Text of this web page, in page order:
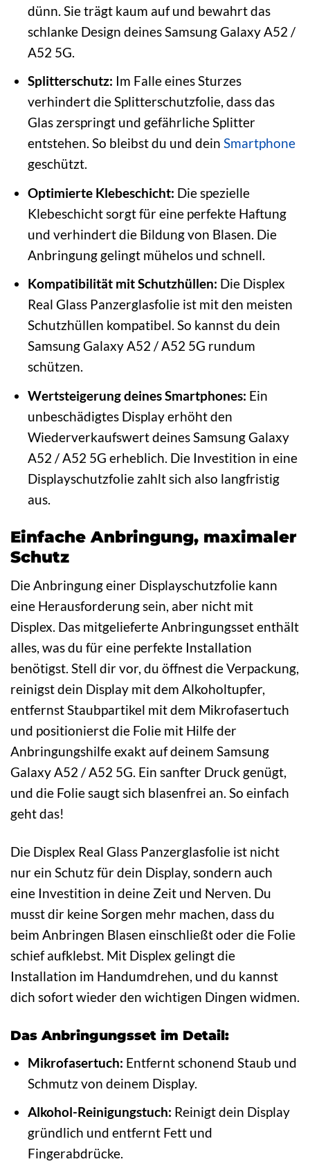
dünn. Sie trägt kaum auf und bewahrt das
schlanke Design deines Samsung Galaxy A52 /
A52 5G.
Splitterschutz: Im Falle eines Sturzes
verhindert die Splitterschutzfolie, dass das
Glas zerspringt und gefährliche Splitter
entstehen. So bleibst du und dein Smartphone
geschützt.
Optimierte Klebeschicht: Die spezielle
Klebeschicht sorgt für eine perfekte Haftung
und verhindert die Bildung von Blasen. Die
Anbringung gelingt mühelos und schnell.
Kompatibilität mit Schutzhüllen: Die Displex
Real Glass Panzerglasfolie ist mit den meisten
Schutzhüllen kompatibel. So kannst du dein
Samsung Galaxy A52 / A52 5G rundum
schützen.
Wertsteigerung deines Smartphones: Ein
unbeschädigtes Display erhöht den
Wiederverkaufswert deines Samsung Galaxy
A52 / A52 5G erheblich. Die Investition in eine
Displayschutzfolie zahlt sich also langfristig
aus.
Einfache Anbringung, maximaler
Schutz
Die Anbringung einer Displayschutzfolie kann
eine Herausforderung sein, aber nicht mit
Displex. Das mitgelieferte Anbringungsset enthält
alles, was du für eine perfekte Installation
benötigst. Stell dir vor, du öffnest die Verpackung,
reinigst dein Display mit dem Alkoholtupfer,
entfernst Staubpartikel mit dem Mikrofasertuch
und positionierst die Folie mit Hilfe der
Anbringungshilfe exakt auf deinem Samsung
Galaxy A52 / A52 5G. Ein sanfter Druck genügt,
und die Folie saugt sich blasenfrei an. So einfach
geht das!
Die Displex Real Glass Panzerglasfolie ist nicht
nur ein Schutz für dein Display, sondern auch
eine Investition in deine Zeit und Nerven. Du
musst dir keine Sorgen mehr machen, dass du
beim Anbringen Blasen einschließt oder die Folie
schief aufklebst. Mit Displex gelingt die
Installation im Handumdrehen, und du kannst
dich sofort wieder den wichtigen Dingen widmen.
Das Anbringungsset im Detail:
Mikrofasertuch: Entfernt schonend Staub und
Schmutz von deinem Display.
Alkohol-Reinigungstuch: Reinigt dein Display
gründlich und entfernt Fett und
Fingerabdrücke.